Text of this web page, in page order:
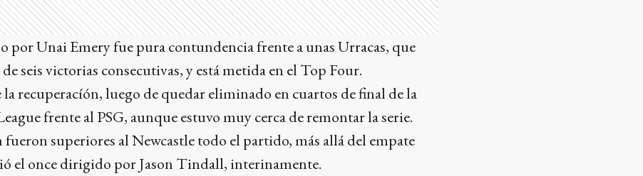
por Unai Emery fue pura contundencia frente a unas Urracas, que
seis victorias consecutivas, y está metida en el Top Four.
recuperacíón, luego de quedar eliminado en cuartos de final de la
frente al PSG, aunque estuvo muy cerca de remontar la serie.
superiores al Newcastle todo el partido, más allá del empate
el once dirigido por Jason Tindall, interinamente.